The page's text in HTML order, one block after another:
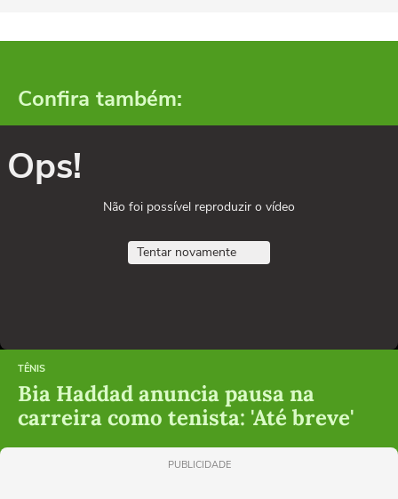
Confira também:
Ops!
Não foi possível reproduzir o vídeo
Tentar novamente
TÊNIS
Bia Haddad anuncia pausa na
carreira como tenista: 'Até breve'
PUBLICIDADE